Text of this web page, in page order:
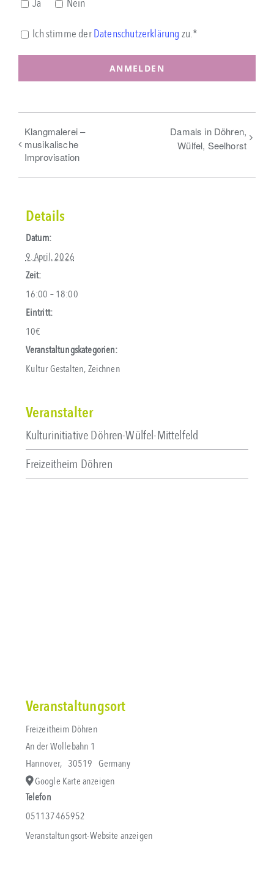
Ja
Nein
Ich stimme derDatenschutzerklärung zu.*
Klangmalerei –
musikalische
Improvisation
Damals in Döhren,
Wülfel, Seelhorst
Details
Datum:
9. April, 2026
Zeit:
16:00 – 18:00
Eintritt:
10€
Veranstaltungskategorien:
Kultur Gestalten,Zeichnen
Veranstalter
Kulturinitiative Döhren-Wülfel-Mittelfeld
Freizeitheim Döhren
Veranstaltungsort
Freizeitheim Döhren
An der Wollebahn 1
Hannover, 30519 Germany
Google Karte anzeigen
Telefon
051137465952
Veranstaltungsort-Website anzeigen